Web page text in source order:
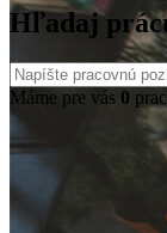
Hľadaj
Máme pre vás 0